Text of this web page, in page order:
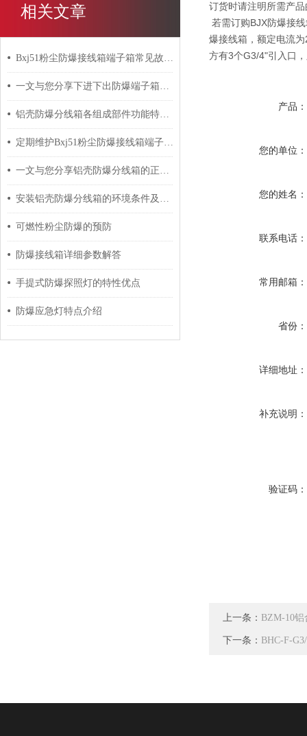
相关文章
Bxj51粉尘防爆接线箱端子箱常见故障的检查与应对策略分享
一文与您分享下进下出防爆端子箱的常见故障相应解决方法
铝壳防爆分线箱各组成部件功能特点的详细介绍
定期维护Bxj51粉尘防爆接线箱端子箱的建议分享
一文与您分享铝壳防爆分线箱的正确安全操作方法
安装铝壳防爆分线箱的环境条件及过程介绍
可燃性粉尘防爆的预防
防爆接线箱详细参数解答
手提式防爆探照灯的特性优点
防爆应急灯特点介绍
订货时请注明所需产
若需订购BJX防爆接
爆接线箱，额定电流
方有3个G3/4"引入口
产品：
您的单位：
您的姓名：
联系电话：
常用邮箱：
省份：
详细地址：
补充说明：
验证码：
上一条： BZM-10
下一条： BHC-F-